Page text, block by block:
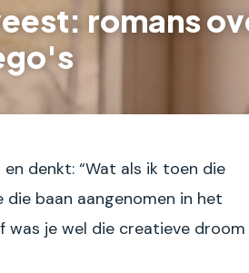
romans
denkt: “Wat als ik toen die
die baan aangenomen in het
was je wel die creatieve droom